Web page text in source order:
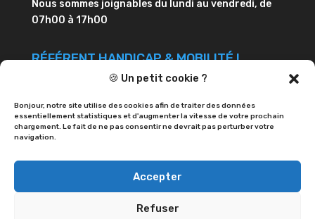
🍪 Un petit cookie ?
Bonjour, notre site utilise des cookies afin de traiter des données
essentiellement statistiques et d'augmenter la vitesse de votre prochain
chargement. Le fait de ne pas consentir ne devrait pas perturber votre
navigation.
Accepter
Refuser
Nous sommes joignables du lundi au vendredi, de
07h00 à 17h00
RÉFÉRENT HANDICAP & MOBILITÉ !
Dominique STEPHEN
Téléphone : 0262 24 40 49
Mail : ds@cefora.re